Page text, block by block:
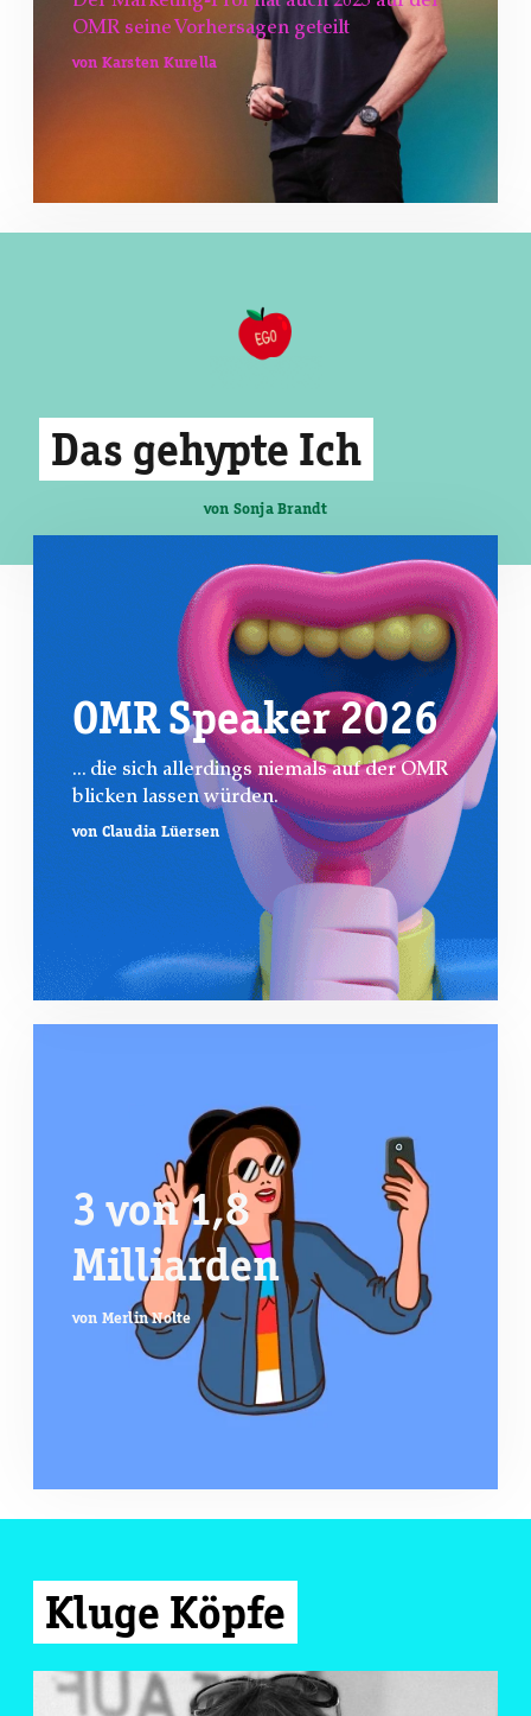
OMR seine Vorhersagen geteilt
von Karsten Kurella
Das gehypte Ich
von Sonja Brandt
OMR Speaker 2026
... die sich allerdings niemals auf der OMR
blicken lassen würden.
von Claudia Lüersen
3 von 1,8
Milliarden
von Merlin Nolte
Kluge Köpfe